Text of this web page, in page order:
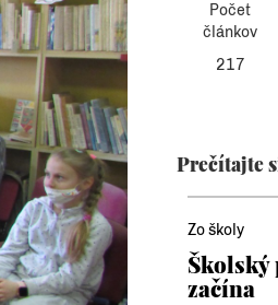
Počet
článkov
217
Prečítajte
Zo školy
Školský
začína